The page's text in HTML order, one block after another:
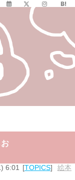
6:01 TOPICS 絵本